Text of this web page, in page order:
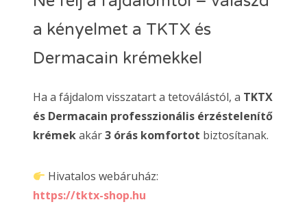
a kényelmet a TKTX és
Dermacain krémekkel
Ha a fájdalom visszatart a tetoválástól, a TKTX
és Dermacain professzionális érzéstelenítő
krémekakár3 órás komfortot biztosítanak.
Hivatalos webáruház:
https://tktx-shop.hu